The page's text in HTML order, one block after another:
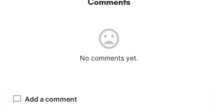
No comments yet.
Add a comment